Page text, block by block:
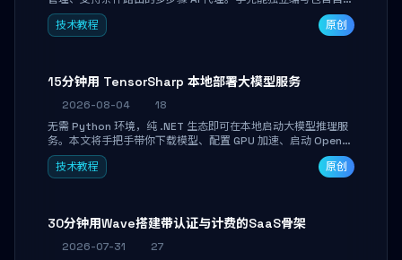
决策、工具调用和持久化状态的复杂工作流，并避开递归溢出、
状态丢失等常见坑点。
技术教程 原创
15分钟用 TensorSharp 本地部署大模型服务
2026-08-04
18
无需 Python 环境，纯 .NET 生态即可在本地启动大模型推理服
务。本文将手把手带你下载模型、配置 GPU 加速、启动 OpenAI
兼容 API，并在 C# 业务代码中无缝调用。数据不出网，零门槛
搞定本地 LLM 部署。
技术教程 原创
30分钟用Wave搭建带认证与计费的SaaS骨架
2026-07-31
27